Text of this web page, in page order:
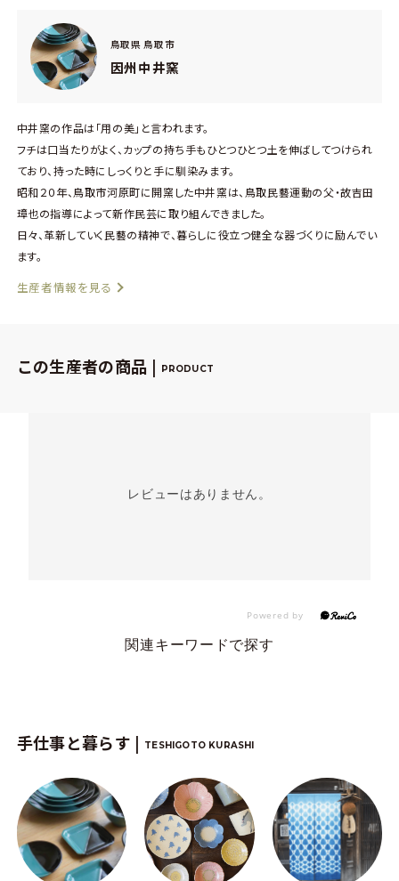
鳥取県 鳥取市
因州中井窯
中井窯の作品は「用の美」と言われます。
フチは口当たりがよく、カップの持ち手もひとつひとつ土を伸ばしてつけられ
ており、持った時にしっくりと手に馴染みます。
昭和２０年、鳥取市河原町に開窯した中井窯は、鳥取民藝運動の父・故吉田
璋也の指導によって新作民芸に取り組んできました。
日々、革新していく民藝の精神で、暮らしに役立つ健全な器づくりに励んでい
ます。
生産者情報を見る
この生産者の商品 | PRODUCT
レビューはありません。
関連キーワードで探す
手仕事と暮らす | TESHIGOTO KURASHI